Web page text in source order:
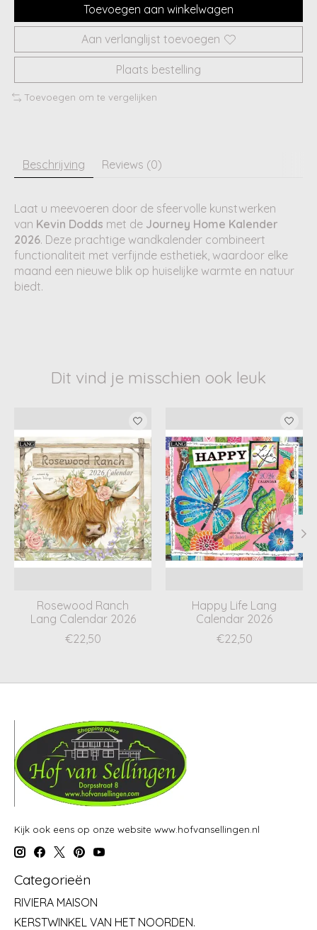
Toevoegen aan winkelwagen
Aan verlanglijst toevoegen
Plaats bestelling
Toevoegen om te vergelijken
Beschrijving Reviews (0)
Laat u meevoeren door de sfeervolle kunstwerken
van Kevin Dodds met de Journey Home Kalender
2026. Deze prachtige wandkalender combineert
functionaliteit met verfijnde esthetiek, waardoor elke
maand een nieuwe blik op huiselijke warmte en natuur
biedt.
Dit vind je misschien ook leuk
Items van productcarrousel
Rosewood Ranch
Lang Calendar 2026
€22,50
Happy Life Lang
Calendar 2026
€22,50
Kijk ook eens op onze website www.hofvansellingen.nl
Categorieën
RIVIERA MAISON
KERSTWINKEL VAN HET NOORDEN.